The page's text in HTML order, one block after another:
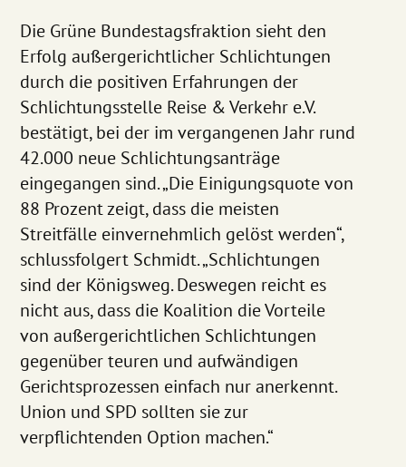
Die Grüne Bundestagsfraktion sieht den
Erfolg außergerichtlicher Schlichtungen
durch die positiven Erfahrungen der
Schlichtungsstelle Reise & Verkehr e.V.
bestätigt, bei der im vergangenen Jahr rund
42.000 neue Schlichtungsanträge
eingegangen sind. „Die Einigungsquote von
88 Prozent zeigt, dass die meisten
Streitfälle einvernehmlich gelöst werden“,
schlussfolgert Schmidt. „Schlichtungen
sind der Königsweg. Deswegen reicht es
nicht aus, dass die Koalition die Vorteile
von außergerichtlichen Schlichtungen
gegenüber teuren und aufwändigen
Gerichtsprozessen einfach nur anerkennt.
Union und SPD sollten sie zur
verpflichtenden Option machen.“